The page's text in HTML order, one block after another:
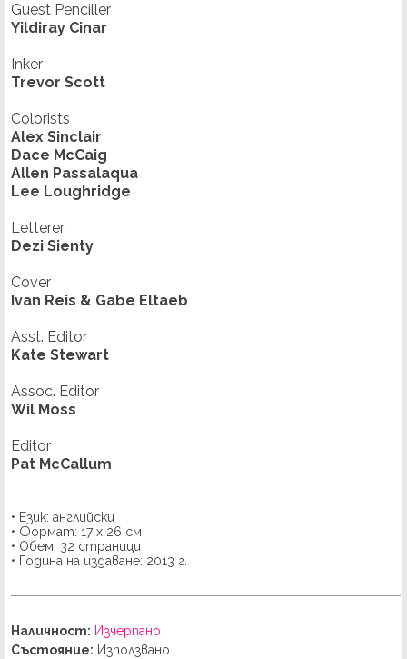
Guest Penciller
Yildiray Cinar
Inker
Trevor Scott
Colorists
Alex Sinclair
Dace McCaig
Allen Passalaqua
Lee Loughridge
Letterer
Dezi Sienty
Cover
Ivan Reis & Gabe Eltaeb
Asst. Editor
Kate Stewart
Assoc. Editor
Wil Moss
Editor
Pat McCallum
• Език: английски
• Формат: 17 х 26 см
• Обем: 32 страници
• Година на издаване: 2013 г.
Наличност: Изчерпано
Състояние: Използвано